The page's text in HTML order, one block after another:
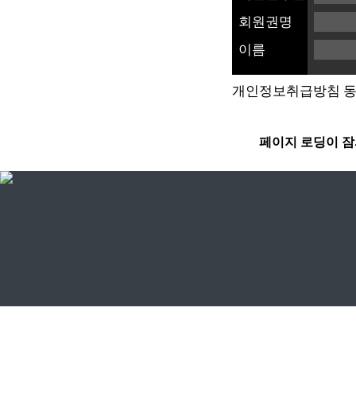
회원권명
이름
개인정보취급방침